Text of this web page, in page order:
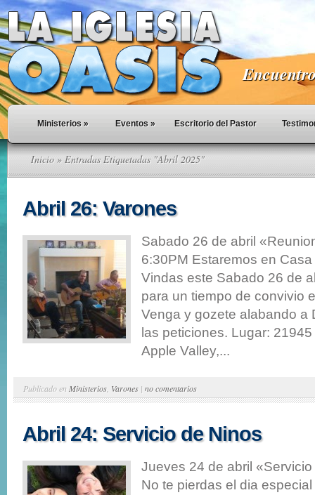
Ministerios » Eventos » Escritorio del Pastor
Inicio » Entradas Etiquetadas "Abril 2025"
Abril 26: Varones
Sabado 26 de abril
6:30PM Estaremos en
Vindas este Sabado 26 de
para un tiempo de convivio
Venga y gozete alabando a
las peticiones. Lugar:
Apple Valley,...
Publicado en Ministerios Varones | no comentarios
Abril 24: Servicio de Ninos
Jueves 24 de abril
No te pierdas el dia